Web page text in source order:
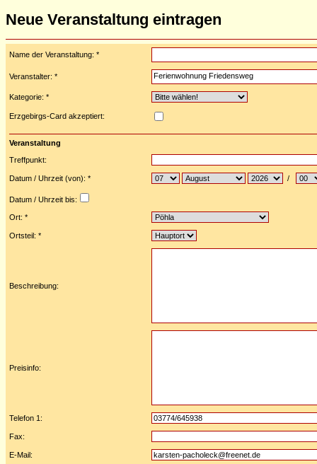
Neue Veranstaltung eintragen
Name der Veranstaltung: *
Veranstalter: *
Kategorie: *
Erzgebirgs-Card akzeptiert:
Veranstaltung
Treffpunkt:
Datum / Uhrzeit (von): * /
Datum / Uhrzeit bis:
Ort: *
Ortsteil: *
Beschreibung:
Preisinfo:
Telefon 1:
Fax:
E-Mail: